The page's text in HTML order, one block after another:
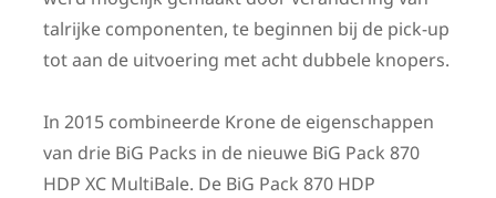
talrijke componenten, te beginnen bij de pick-up
tot aan de uitvoering met acht dubbele knopers.
In 2015 combineerde Krone de eigenschappen
van drie BiG Packs in de nieuwe BiG Pack 870
HDP XC MultiBale. De BiG Pack 870 HDP